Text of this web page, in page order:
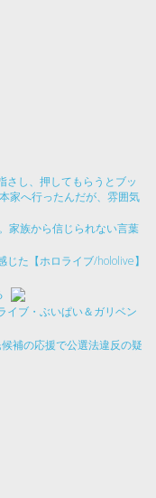
さし、押してもらうとブッ
家へ行ったんだが、雰囲気
家族から信じられない言葉
じた【ホロライブ/hololive】
イブ・ぶいぱい＆ガリベン
補の応援で公選法違反の疑